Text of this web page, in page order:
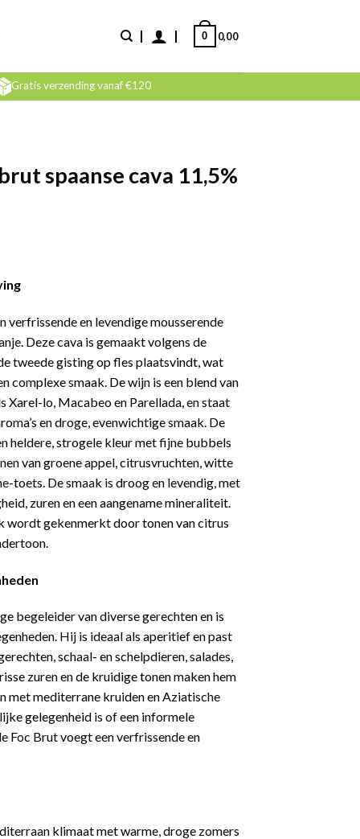
0,00
0
Gratis verzending vanaf €120
spaanse cava 11,5%
verfrissende en levendige mousserende
Deze cava is gemaakt volgens de
tweede gisting op fles plaatsvindt, wat
complexe smaak. De wijn is een blend van
Xarel-lo, Macabeo en Parellada, en staat
en droge, evenwichtige smaak. De
heldere, strogele kleur met fijne bubbels
van groene appel, citrusvruchten, witte
toets. De smaak is droog en levendig, met
zuren en een aangename mineraliteit.
wordt gekenmerkt door tonen van citrus
begeleider van diverse gerechten en is
Hij is ideaal als aperitief en past
schaal- en schelpdieren, salades,
zuren en de kruidige tonen maken hem
met mediterrane kruiden en Aziatische
gelegenheid is of een informele
Foc Brut voegt een verfrissende en
klimaat met warme, droge zomers